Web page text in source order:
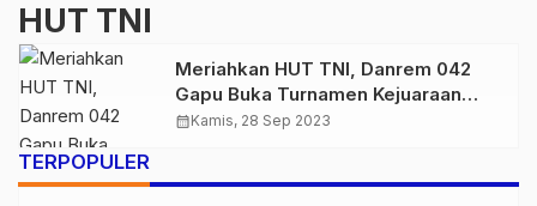
HUT TNI
Meriahkan HUT TNI, Danrem 042
Gapu Buka Turnamen Kejuaraan
Tenis dan Bulu Tangkis
calendar_monthKamis, 28 Sep 2023
TERPOPULER